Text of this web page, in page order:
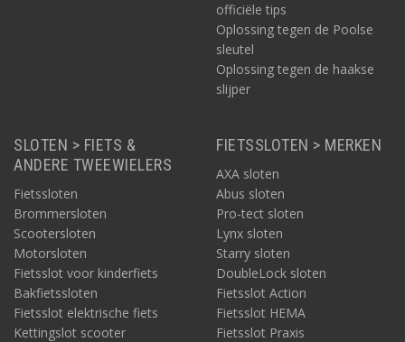
officiële tips
Oplossing tegen de Poolse
sleutel
Oplossing tegen de haakse
slijper
SLOTEN > FIETS &
ANDERE TWEEWIELERS
Fietssloten
Brommersloten
Scootersloten
Motorsloten
Fietsslot voor kinderfiets
Bakfietssloten
Fietsslot elektrische fiets
Kettingslot scooter
FIETSSLOTEN > MERKEN
AXA sloten
Abus sloten
Pro-tect sloten
Lynx sloten
Starry sloten
DoubleLock sloten
Fietsslot Action
Fietsslot HEMA
Fietsslot Praxis